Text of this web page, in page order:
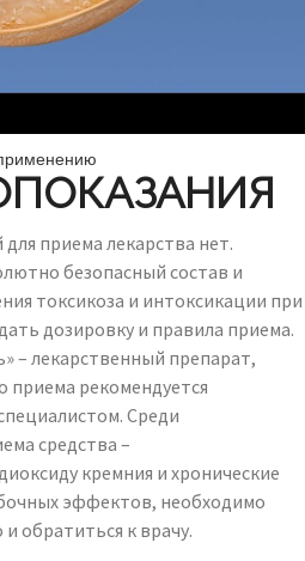
приема лекарства нет.
безопасный состав и
токсикоза и интоксикации при
дозировку и правила приема.
– лекарственный препарат,
приема рекомендуется
Среди
средства –
кремния и хронические
эффектов, необходимо
обратиться к врачу.